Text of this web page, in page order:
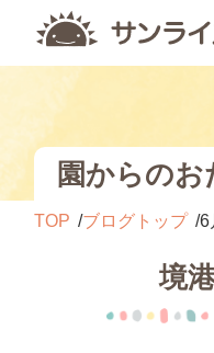
園からのお
TOP ブログトップ 6
境